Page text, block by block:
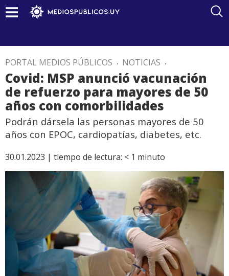
PORTAL MEDIOS PÚBLICOS . NOTICIAS .
Covid: MSP anunció vacunación
de refuerzo para mayores de 50
años con comorbilidades
Podrán dársela las personas mayores de 50
años con EPOC, cardiopatías, diabetes, etc.
30.01.2023 | tiempo de lectura: < 1 minuto